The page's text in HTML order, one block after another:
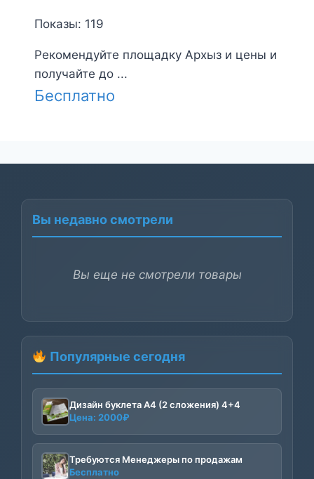
Показы: 119
Рекомендуйте площадку Архыз и цены и
получайте до ...
Бесплатно
Вы недавно смотрели
Вы еще не смотрели товары
Популярные сегодня
Дизайн буклета А4 (2 сложения) 4+4
Цена: 2000₽
Требуются Менеджеры по продажам
Бесплатно